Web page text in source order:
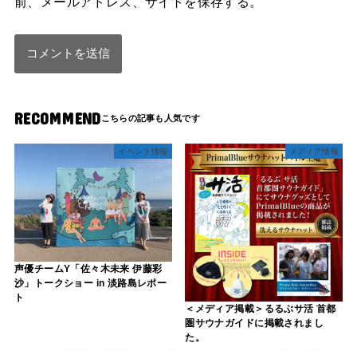
RECOMMEND
イベント情報
声優チームY「佐々木未来 伊藤彩
沙」トークショー in 淡路島レポー
ト
メディア情報
＜メディア掲載＞るるぶサ活 首都
圏サウナガイドに掲載されまし
た。